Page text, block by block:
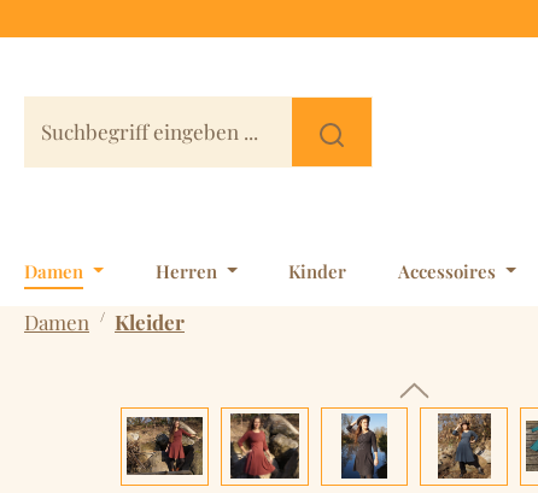
Damen Herren Kinder Accessoires
Damen / Kleider
Bildergalerie überspringen